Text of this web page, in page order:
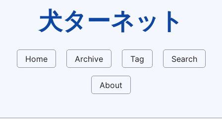
犬ターネット
Home Archive Tag Search
About